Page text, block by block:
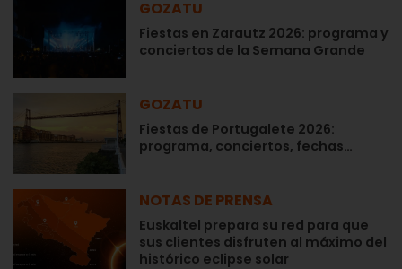
GOZATU
Fiestas en Zarautz 2026: programa y
conciertos de la Semana Grande
GOZATU
Fiestas de Portugalete 2026:
programa, conciertos, fechas…
NOTAS DE PRENSA
Euskaltel prepara su red para que
sus clientes disfruten al máximo del
histórico eclipse solar